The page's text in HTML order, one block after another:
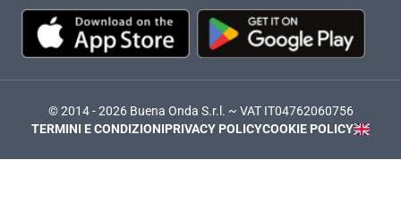
© 2014 - 2026 Buena Onda S.r.l. ~ VAT IT04762060756
TERMINI E CONDIZIONIPRIVACY POLICYCOOKIE POLICY